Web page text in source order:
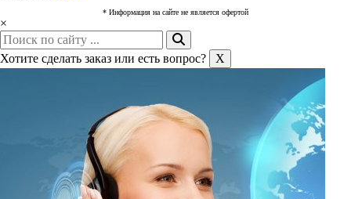
* Информация на сайте не является офертой
×
Хотите сделать заказ или есть вопрос? X